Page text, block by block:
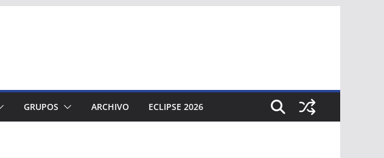
GRUPOS ARCHIVO ECLIPSE 2026